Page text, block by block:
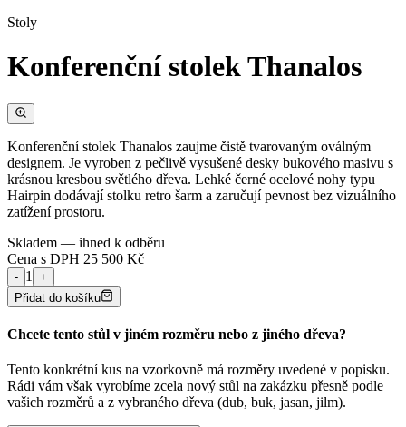
Stoly
Konferenční stolek Thanalos
Konferenční stolek Thanalos zaujme čistě tvarovaným oválným
designem. Je vyroben z pečlivě vysušené desky bukového masivu s
krásnou kresbou světlého dřeva. Lehké černé ocelové nohy typu
Hairpin dodávají stolku retro šarm a zaručují pevnost bez vizuálního
zatížení prostoru.
Skladem — ihned k odběru
Cena s DPH 25 500 Kč
- 1
+
Přidat do košíku
Chcete tento stůl v jiném rozměru nebo z jiného dřeva?
Tento konkrétní kus na vzorkovně má rozměry uvedené v popisku.
Rádi vám však vyrobíme zcela nový stůl na zakázku přesně podle
vašich rozměrů a z vybraného dřeva (dub, buk, jasan, jilm).